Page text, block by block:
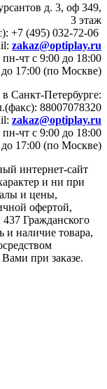
д. 3, оф 349,
3 этаж
+7 (495) 032-72-06
zakaz@optiplay.ru
чт с 9:00 до 18:00
до 17:00 (по Москве)
Санкт-Петербурге:
88007078320
zakaz@optiplay.ru
чт с 9:00 до 18:00
до 17:00 (по Москве)
интернет-сайт
и ни при
и цены,
офертой,
Гражданского
и наличие товара,
при заказе.